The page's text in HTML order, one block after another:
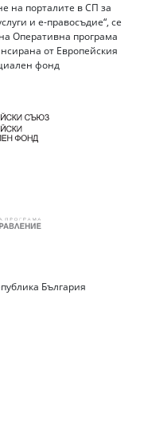
на порталите в СП за
и е-правосъдие“, се
Оперативна програма
от Европейския
фонд
България